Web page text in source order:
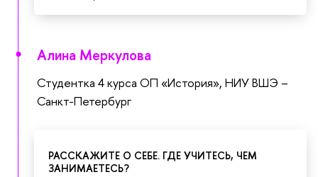
Алина Меркулова
Студентка 4 курса ОП «История», НИУ ВШЭ –
Санкт-Петербург
РАССКАЖИТЕ О СЕБЕ. ГДЕ УЧИТЕСЬ, ЧЕМ
ЗАНИМАЕТЕСЬ?